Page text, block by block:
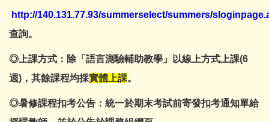
http://140.131.77.93/summerselect/summers/
查詢。
◎上課方式： 除「語言測驗輔助教學」以線上方式上課(6
週)，其餘課程均採實體上課。
◎暑修課程扣考公告：統一於期末考試前寄發扣考通知單給